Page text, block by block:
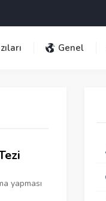
Genel
yapması